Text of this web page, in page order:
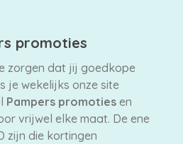
promoties
zorgen dat jij goedkope
je wekelijks onze site
Pampers promoties en
vrijwel elke maat. De ene
zijn die kortingen